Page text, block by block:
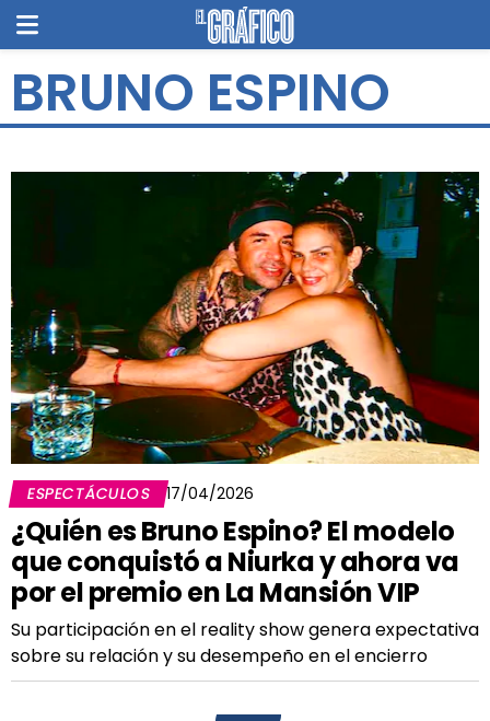
BRUNO ESPINO
ESPECTÁCULOS 17/04/2026
¿Quién es Bruno Espino? El modelo
que conquistó a Niurka y ahora va
por el premio en La Mansión VIP
Su participación en el reality show genera expectativa
sobre su relación y su desempeño en el encierro